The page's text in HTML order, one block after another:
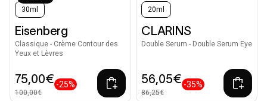
30ml
Eisenberg
Classique - Crème Contour des
Yeux et Lèvres
75,00€
100,00€
-25%
20ml
CLARINS
Double Serum - Double Serum Eye
56,05€
86,25€
-35%